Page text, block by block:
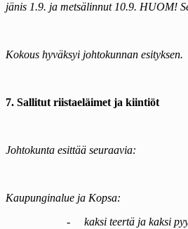
jänis 1.9. ja metsälinnut 10.9. HUOM!
Kokous hyväksyi johtokunnan esityksen.
7. Sallitut riistaeläimet ja kiintiöt
Johtokunta esittää seuraavia:
Kaupunginalue ja Kopsa:
-
kaksi teertä ja kaksi